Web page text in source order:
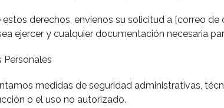
estos derechos, envíenos su solicitud a [correo
ejercer y cualquier documentación necesaria
Personales
medidas de seguridad administrativas,
o el uso no autorizado.